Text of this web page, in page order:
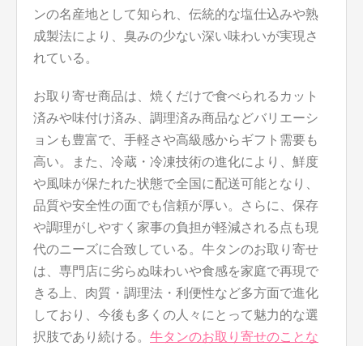
ンの名産地として知られ、伝統的な塩仕込みや熟
成製法により、臭みの少ない深い味わいが実現さ
れている。
お取り寄せ商品は、焼くだけで食べられるカット
済みや味付け済み、調理済み商品などバリエーシ
ョンも豊富で、手軽さや高級感からギフト需要も
高い。また、冷蔵・冷凍技術の進化により、鮮度
や風味が保たれた状態で全国に配送可能となり、
品質や安全性の面でも信頼が厚い。さらに、保存
や調理がしやすく家事の負担が軽減される点も現
代のニーズに合致している。牛タンのお取り寄せ
は、専門店に劣らぬ味わいや食感を家庭で再現で
きる上、肉質・調理法・利便性など多方面で進化
しており、今後も多くの人々にとって魅力的な選
択肢であり続ける。 牛タンのお取り寄せのことな